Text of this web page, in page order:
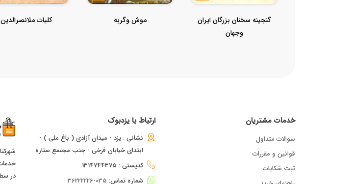
گنجینه سخنان بزرگان ایران
وجهان
موش وگربه کلیات ملانصرالدین
خدمات مشتریان
سوالات متداول
قوانین و مقررات
ثبت شکایات
ارتباط با یزدبوک
نشانی : یزد - میدان آزادی ( باغ ملی ) -
ابتدای خیابان فرخی - جنب مجتمع ستاره
کدپستی : 1314744375
شماره تماس: 035-36222226